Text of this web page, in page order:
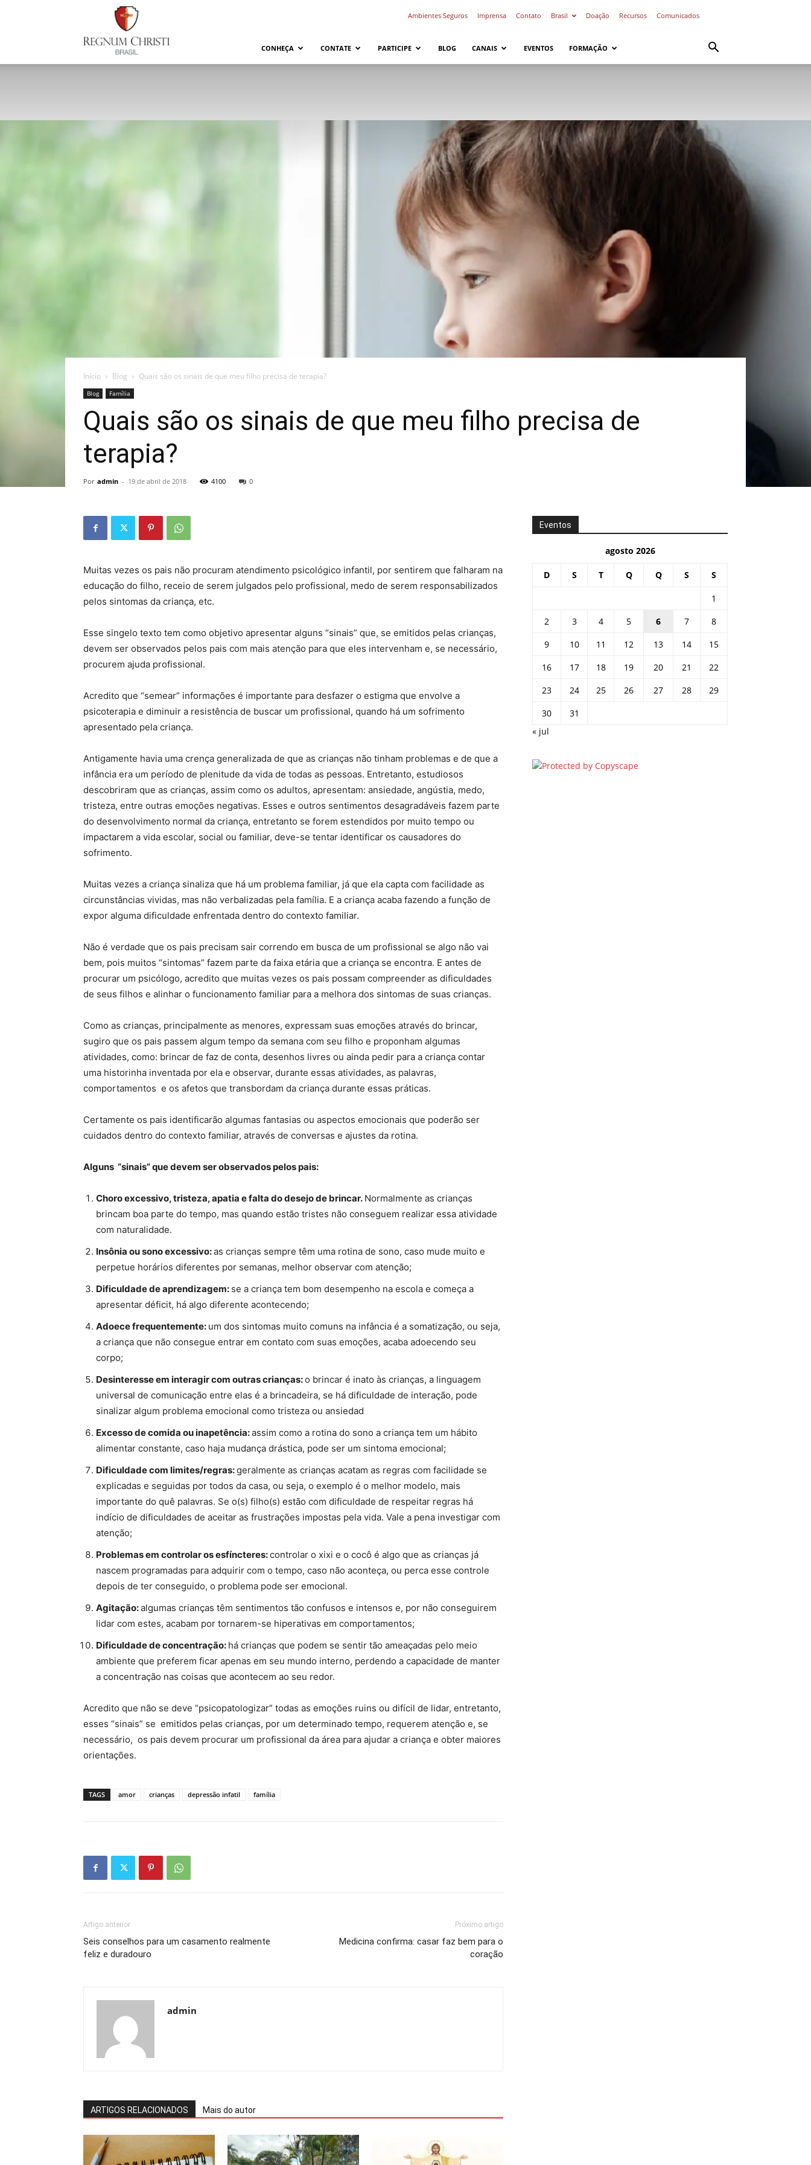
Regnum
Ambientes Seguros Imprensa Contato Brasil Doação Recursos Comunicados
CONHEÇA CONTATE PARTICIPE BLOG CANAIS EVENTOS FORMAÇÃO
Início Blog Quais são os sinais de que meu filho precisa de terapia?
Blog Família
Quais são os sinais de que meu filho precisa de
terapia?
Por admin - 19 de abril de 2018 4100 0
Muitas vezes os pais não procuram atendimento psicológico infantil, por sentirem que falharam na
educação do filho, receio de serem julgados pelo profissional, medo de serem responsabilizados
pelos sintomas da criança, etc.
Esse singelo texto tem como objetivo apresentar alguns “sinais” que, se emitidos pelas crianças,
devem ser observados pelos pais com mais atenção para que eles intervenham e, se necessário,
procurem ajuda profissional.
Acredito que “semear” informações é importante para desfazer o estigma que envolve a
psicoterapia e diminuir a resistência de buscar um profissional, quando há um sofrimento
apresentado pela criança.
Antigamente havia uma crença generalizada de que as crianças não tinham problemas e de que a
infância era um período de plenitude da vida de todas as pessoas. Entretanto, estudiosos
descobriram que as crianças, assim como os adultos, apresentam: ansiedade, angústia, medo,
tristeza, entre outras emoções negativas. Esses e outros sentimentos desagradáveis fazem parte
do desenvolvimento normal da criança, entretanto se forem estendidos por muito tempo ou
impactarem a vida escolar, social ou familiar, deve-se tentar identificar os causadores do
sofrimento.
Muitas vezes a criança sinaliza que há um problema familiar, já que ela capta com facilidade as
circunstâncias vividas, mas não verbalizadas pela família. E a criança acaba fazendo a função de
expor alguma dificuldade enfrentada dentro do contexto familiar.
Não é verdade que os pais precisam sair correndo em busca de um profissional se algo não vai
bem, pois muitos “sintomas” fazem parte da faixa etária que a criança se encontra. E antes de
procurar um psicólogo, acredito que muitas vezes os pais possam compreender as dificuldades
de seus filhos e alinhar o funcionamento familiar para a melhora dos sintomas de suas crianças.
Como as crianças, principalmente as menores, expressam suas emoções através do brincar,
sugiro que os pais passem algum tempo da semana com seu filho e proponham algumas
atividades, como: brincar de faz de conta, desenhos livres ou ainda pedir para a criança contar
uma historinha inventada por ela e observar, durante essas atividades, as palavras,
comportamentos e os afetos que transbordam da criança durante essas práticas.
Certamente os pais identificarão algumas fantasias ou aspectos emocionais que poderão ser
cuidados dentro do contexto familiar, através de conversas e ajustes da rotina.
Alguns “sinais” que devem ser observados pelos pais:
Choro excessivo, tristeza, apatia e falta do desejo de brincar. Normalmente as crianças
brincam boa parte do tempo, mas quando estão tristes não conseguem realizar essa atividade
com naturalidade.
Insônia ou sono excessivo:as crianças sempre têm uma rotina de sono, caso mude muito e
perpetue horários diferentes por semanas, melhor observar com atenção;
Dificuldade de aprendizagem: se a criança tem bom desempenho na escola e começa a
apresentar déficit, há algo diferente acontecendo;
Adoece frequentemente: um dos sintomas muito comuns na infância é a somatização, ou seja,
a criança que não consegue entrar em contato com suas emoções, acaba adoecendo seu
corpo;
Desinteresse em interagir com outras crianças:o brincar é inato às crianças, a linguagem
universal de comunicação entre elas é a brincadeira, se há dificuldade de interação, pode
sinalizar algum problema emocional como tristeza ou ansiedad
Excesso de comida ou inapetência:assim como a rotina do sono a criança tem um hábito
alimentar constante, caso haja mudança drástica, pode ser um sintoma emocional;
Dificuldade com limites/regras:geralmente as crianças acatam as regras com facilidade se
explicadas e seguidas por todos da casa, ou seja, o exemplo é o melhor modelo, mais
importante do quê palavras. Se o(s) filho(s) estão com dificuldade de respeitar regras há
indício de dificuldades de aceitar as frustrações impostas pela vida. Vale a pena investigar com
atenção;
Problemas em controlar os esfíncteres:controlar o xixi e o cocô é algo que as crianças já
nascem programadas para adquirir com o tempo, caso não aconteça, ou perca esse controle
depois de ter conseguido, o problema pode ser emocional.
Agitação:algumas crianças têm sentimentos tão confusos e intensos e, por não conseguirem
lidar com estes, acabam por tornarem-se hiperativas em comportamentos;
Dificuldade de concentração: há crianças que podem se sentir tão ameaçadas pelo meio
ambiente que preferem ficar apenas em seu mundo interno, perdendo a capacidade de manter
a concentração nas coisas que acontecem ao seu redor.
Acredito que não se deve “psicopatologizar” todas as emoções ruins ou difícil de lidar, entretanto,
esses “sinais” se emitidos pelas crianças, por um determinado tempo, requerem atenção e, se
necessário, os pais devem procurar um profissional da área para ajudar a criança e obter maiores
orientações.
TAGS amor crianças depressão infatil família
Artigo anterior
Seis conselhos para um casamento realmente
feliz e duradouro
Próximo artigo
Medicina confirma: casar faz bem para o
coração
admin
ARTIGOS RELACIONADOS Mais do autor
Eventos
agosto 2026
D S T Q Q S S
1
2
3 4 5 6 7
8
9
10 11 12 13 14
15
16
17 18 19 20 21
22
23
24 25 26 27 28
29
30
31
« jul